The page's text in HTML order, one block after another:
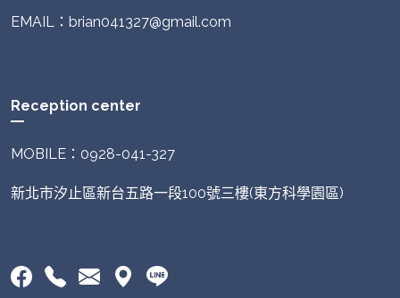
EMAIL：brian041327@gmail.com
Reception center
MOBILE：0928-041-327
新北市汐止區新台五路一段100號三樓(東方科學園區)